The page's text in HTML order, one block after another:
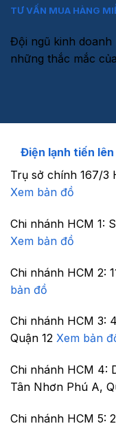
TƯ VẤN MUA HÀNG
Đội ngũ kinh doanh
những thắc mắc
Điện lạnh tiến lên
Trụ sở chính 167/3
Xem bản đồ
Chi nhánh HCM 1:
Xem bản đồ
Chi nhánh HCM 2:
bản đồ
Chi nhánh HCM 3:
Quận 12 Xem bản
Chi nhánh HCM 4:
Tân Nhơn Phú A,
Chi nhánh HCM 5: